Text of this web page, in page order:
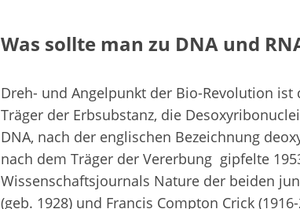
Was sollte man zu DNA und
Dreh- und Angelpunkt der Bio-Revolution
Träger der Erbsubstanz, die
DNA, nach der englischen Bezeichnung
nach dem Träger der Vererbung gipfelte
Wissenschaftsjournals Nature der beiden
(geb. 1928) und Francis Compton Crick